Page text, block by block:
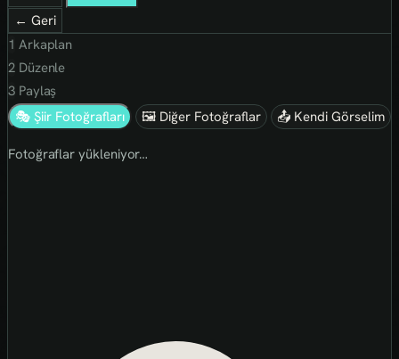
← Geri
1 Arkaplan
2Düzenle
3Paylaş
🎭 Şiir Fotoğrafları
🖼 Diğer Fotoğraflar 📤 Kendi Görselim
Fotoğraflar yükleniyor…